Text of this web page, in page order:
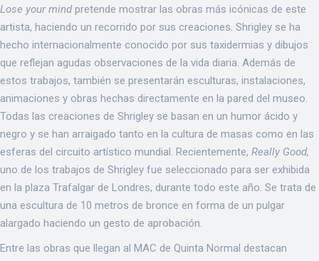
Lose your mindpretende mostrar las obras más icónicas de este
artista, haciendo un recorrido por sus creaciones. Shrigley se ha
hecho internacionalmente conocido por sus taxidermias y dibujos
que reflejan agudas observaciones de la vida diaria. Además de
estos trabajos, también se presentarán esculturas, instalaciones,
animaciones y obras hechas directamente en la pared del museo.
Todas las creaciones de Shrigley se basan en un humor ácido y
negro y se han arraigado tanto en la cultura de masas como en las
esferas del circuito artístico mundial. Recientemente, Really Good,
uno de los trabajos de Shrigley fue seleccionado para ser exhibida
en la plaza Trafalgar de Londres, durante todo este año. Se trata de
una escultura de 10 metros de bronce en forma de un pulgar
alargado haciendo un gesto de aprobación.
Entre las obras que llegan al MAC de Quinta Normal destacan